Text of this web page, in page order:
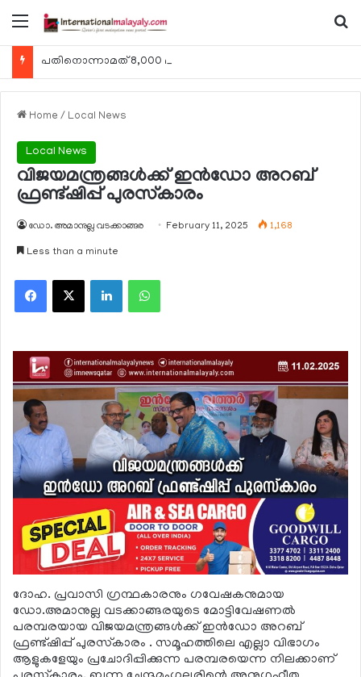
Menu
Home / Local News
Local News
വിജയമന്ത്രങ്ങള്‍ക്ക് ഇന്‍ഡോ അറബ്
ഫ്രണ്ട്ഷിപ്പ് പുരസ്‌കാരം
ഡോ. അമാനുല്ല വടക്കാങ്ങര February 11, 2025 1,168
Less than a minute
Facebook
X LinkedInWhatsApp
ദോഹ. പ്രവാസി ഗ്രന്ഥകാരനും ഗവേഷകനുമായ
ഡോ.അമാനുല്ല വടക്കാങ്ങരയുടെ മോട്ടിവേഷണല്‍
പരമ്പരയായ വിജയമന്ത്രങ്ങള്‍ക്ക് ഇന്‍ഡോ അറബ്
ഫ്രണ്ട്ഷിപ്പ് പുരസ്‌കാരം . സമൂഹത്തിലെ എല്ലാ വിഭാഗം
ആളുകളേയും പ്രചോദിപ്പിക്കുന്ന പരമ്പരയെന്ന നിലക്കാണ്